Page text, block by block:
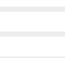
le calendrier